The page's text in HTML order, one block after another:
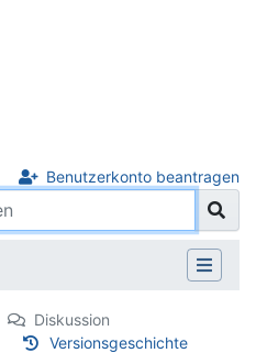
Benutzerkonto beantragen
Diskussion
Versionsgeschichte